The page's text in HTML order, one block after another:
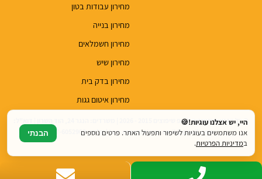
מחירון עבודות בטון
מחירון בנייה
מחירון חשמלאים
מחירון שיש
מחירון בדק בית
מחירון איטום גגות
top.renovations.co.il@gmail.com | טלפון: 077-6052900
היי, יש אצלנו עוגיות!🍪
אנו משתמשים בעוגיות לשיפור ותפעול האתר. פרטים נוספים
במדיניות הפרטיות.
הבנתי